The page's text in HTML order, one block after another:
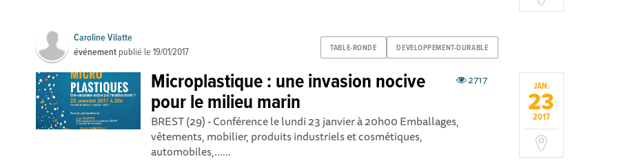
TABLE-RONDE DEVELOPPEMENT-DURABLE
Caroline Vilatte
événement publié le19/01/2017
JAN.
23
2017
2717
Microplastique : une invasion nocive
pour le milieu marin
BREST (29) - Conférence le lundi 23 janvier à 20h00 Emballages,
vêtements, mobilier, produits industriels et cosmétiques,
automobiles,......